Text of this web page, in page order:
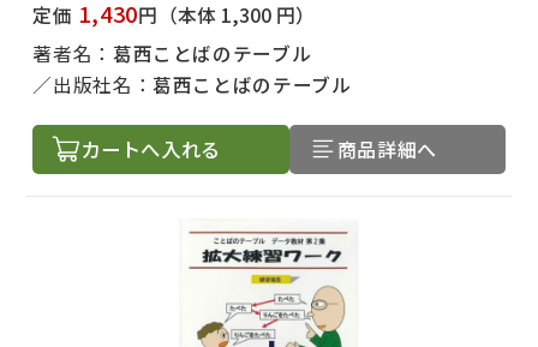
定価 1,430円 （本体 1,300 円）
著者名： 葛西ことばのテーブル
出版社名：葛西ことばのテーブル
カートへ入れる 商品詳細へ